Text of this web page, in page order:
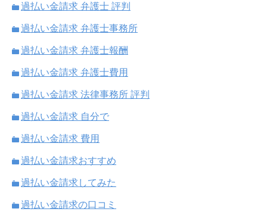
過払い金請求 弁護士 評判
過払い金請求 弁護士事務所
過払い金請求 弁護士報酬
過払い金請求 弁護士費用
過払い金請求 法律事務所 評判
過払い金請求 自分で
過払い金請求 費用
過払い金請求おすすめ
過払い金請求してみた
過払い金請求の口コミ